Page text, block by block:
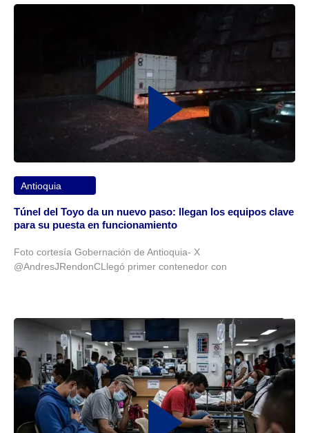
Antioquia
Túnel del Toyo da un nuevo paso: llegan los equipos clave
para su puesta en funcionamiento
Foto cortesía Gobernación de Antioquia- X
@AndresJRendonCLlegó primer contenedor con